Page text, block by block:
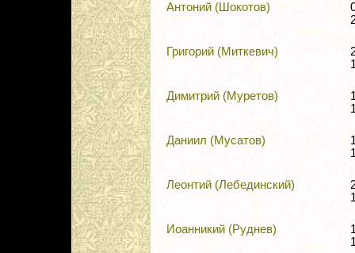
Антоний (Шокотов)
Григорий (Миткевич)
Димитрий (Муретов)
Даниил (Мусатов)
Леонтий (Лебединский)
Иоанникий (Руднев)